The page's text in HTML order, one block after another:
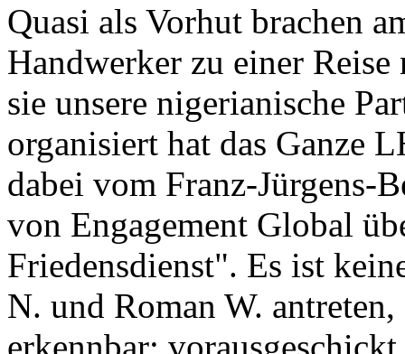
Quasi als Vorhut brachen
Handwerker zu einer
sie unsere nigerianische
organisiert hat das Ganze
dabei vom Franz-Jürgens-
von Engagement Global
Friedensdienst". Es ist
N. und Roman W.
erkennbar: